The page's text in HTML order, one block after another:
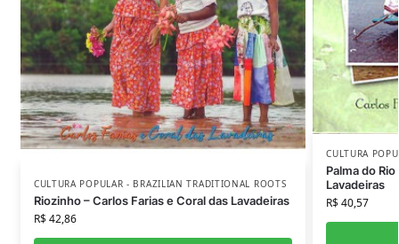
CULTURA POPULAR - BRAZILIAN TRADITIONAL ROOTS
Riozinho – Carlos Farias e Coral das Lavadeiras
R$42,86
CULTURA
Palma do
Lavadeiras
R$40,57